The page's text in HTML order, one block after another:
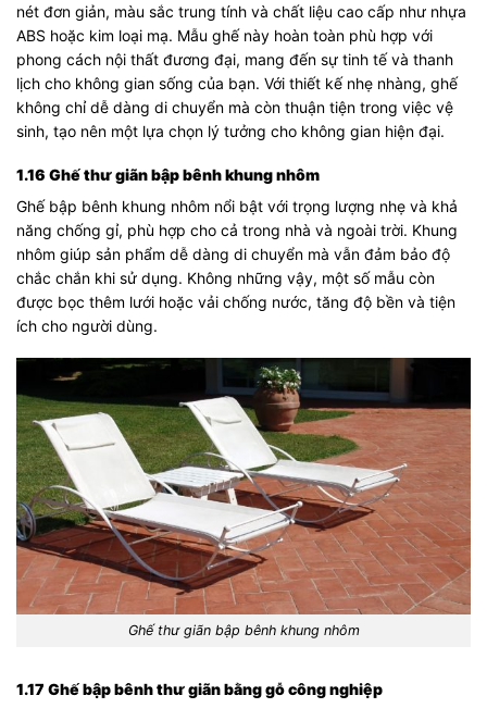
nét đơn giản, màu sắc trung tính và chất liệu cao cấp như nhựa
ABS hoặc kim loại mạ. Mẫu ghế này hoàn toàn phù hợp với
phong cách nội thất đương đại, mang đến sự tinh tế và thanh
lịch cho không gian sống của bạn. Với thiết kế nhẹ nhàng, ghế
không chỉ dễ dàng di chuyển mà còn thuận tiện trong việc vệ
sinh, tạo nên một lựa chọn lý tưởng cho không gian hiện đại.
1.16 Ghế thư giãn bập bênh khung nhôm
Ghế bập bênh khung nhôm nổi bật với trọng lượng nhẹ và khả
năng chống gỉ, phù hợp cho cả trong nhà và ngoài trời. Khung
nhôm giúp sản phẩm dễ dàng di chuyển mà vẫn đảm bảo độ
chắc chắn khi sử dụng. Không những vậy, một số mẫu còn
được bọc thêm lưới hoặc vải chống nước, tăng độ bền và tiện
ích cho người dùng.
Ghế thư giãn bập bênh khung nhôm
1.17 Ghế bập bênh thư giãn bằng gỗ công nghiệp